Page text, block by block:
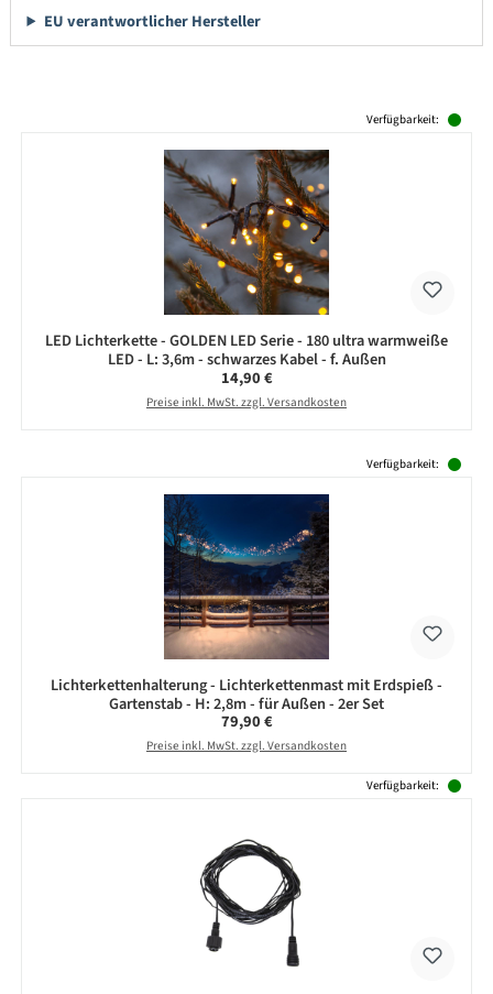
EU verantwortlicher Hersteller
Verfügbarkeit:
LED Lichterkette - GOLDEN LED Serie - 180 ultra warmweiße
LED - L: 3,6m - schwarzes Kabel - f. Außen
Regulärer Preis:
14,90 €
Preise inkl. MwSt. zzgl. Versandkosten
Verfügbarkeit:
Lichterkettenhalterung - Lichterkettenmast mit Erdspieß -
Gartenstab - H: 2,8m - für Außen - 2er Set
Regulärer Preis:
79,90 €
Preise inkl. MwSt. zzgl. Versandkosten
Verfügbarkeit: